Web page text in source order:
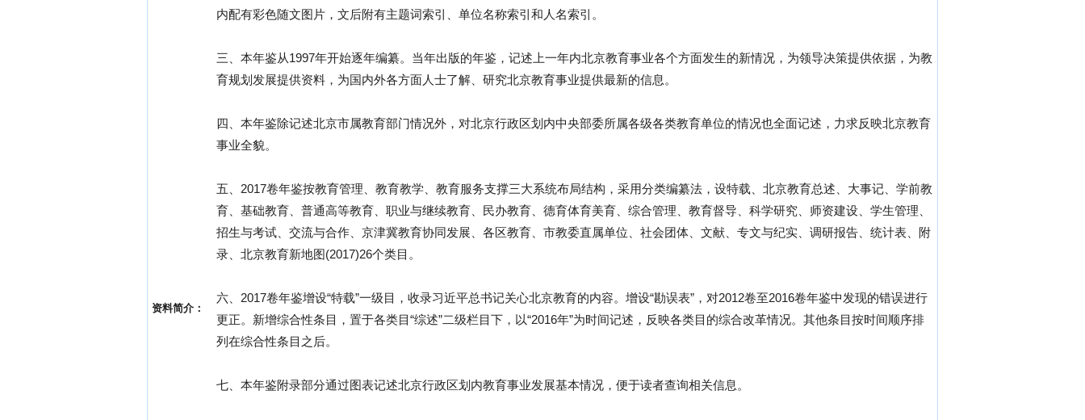
资料简介：
内配有彩色随文图片，文后附有主题词索引、单位名称索引和人名索引。
三、本年鉴从1997年开始逐年编纂。当年出版的年鉴，记述上一年内北京教育事业各个方面发生的新情况，为领导决策提供依据，为教
育规划发展提供资料，为国内外各方面人士了解、研究北京教育事业提供最新的信息。
四、本年鉴除记述北京市属教育部门情况外，对北京行政区划内中央部委所属各级各类教育单位的情况也全面记述，力求反映北京教育
事业全貌。
五、2017卷年鉴按教育管理、教育教学、教育服务支撑三大系统布局结构，采用分类编纂法，设特载、北京教育总述、大事记、学前教
育、基础教育、普通高等教育、职业与继续教育、民办教育、德育体育美育、综合管理、教育督导、科学研究、师资建设、学生管理、
招生与考试、交流与合作、京津冀教育协同发展、各区教育、市教委直属单位、社会团体、文献、专文与纪实、调研报告、统计表、附
录、北京教育新地图(2017)26个类目。
六、2017卷年鉴增设“特载”一级目，收录习近平总书记关心北京教育的内容。增设“勘误表”，对2012卷至2016卷年鉴中发现的错误进行
更正。新增综合性条目，置于各类目“综述”二级栏目下，以“2016年”为时间记述，反映各类目的综合改革情况。其他条目按时间顺序排
列在综合性条目之后。
七、本年鉴附录部分通过图表记述北京行政区划内教育事业发展基本情况，便于读者查询相关信息。